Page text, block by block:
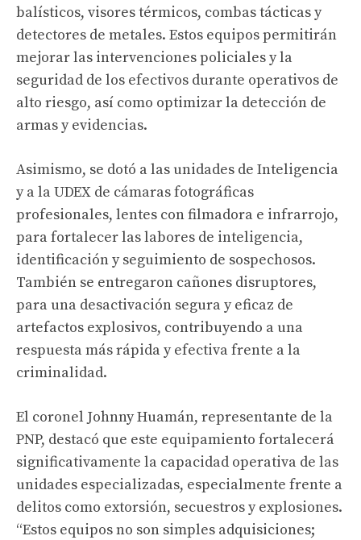
balísticos, visores térmicos, combas tácticas y
detectores de metales. Estos equipos permitirán
mejorar las intervenciones policiales y la
seguridad de los efectivos durante operativos de
alto riesgo, así como optimizar la detección de
armas y evidencias.
Asimismo, se dotó a las unidades de Inteligencia
y a la UDEX de cámaras fotográficas
profesionales, lentes con filmadora e infrarrojo,
para fortalecer las labores de inteligencia,
identificación y seguimiento de sospechosos.
También se entregaron cañones disruptores,
para una desactivación segura y eficaz de
artefactos explosivos, contribuyendo a una
respuesta más rápida y efectiva frente a la
criminalidad.
El coronel Johnny Huamán, representante de la
PNP, destacó que este equipamiento fortalecerá
significativamente la capacidad operativa de las
unidades especializadas, especialmente frente a
delitos como extorsión, secuestros y explosiones.
“Estos equipos no son simples adquisiciones;